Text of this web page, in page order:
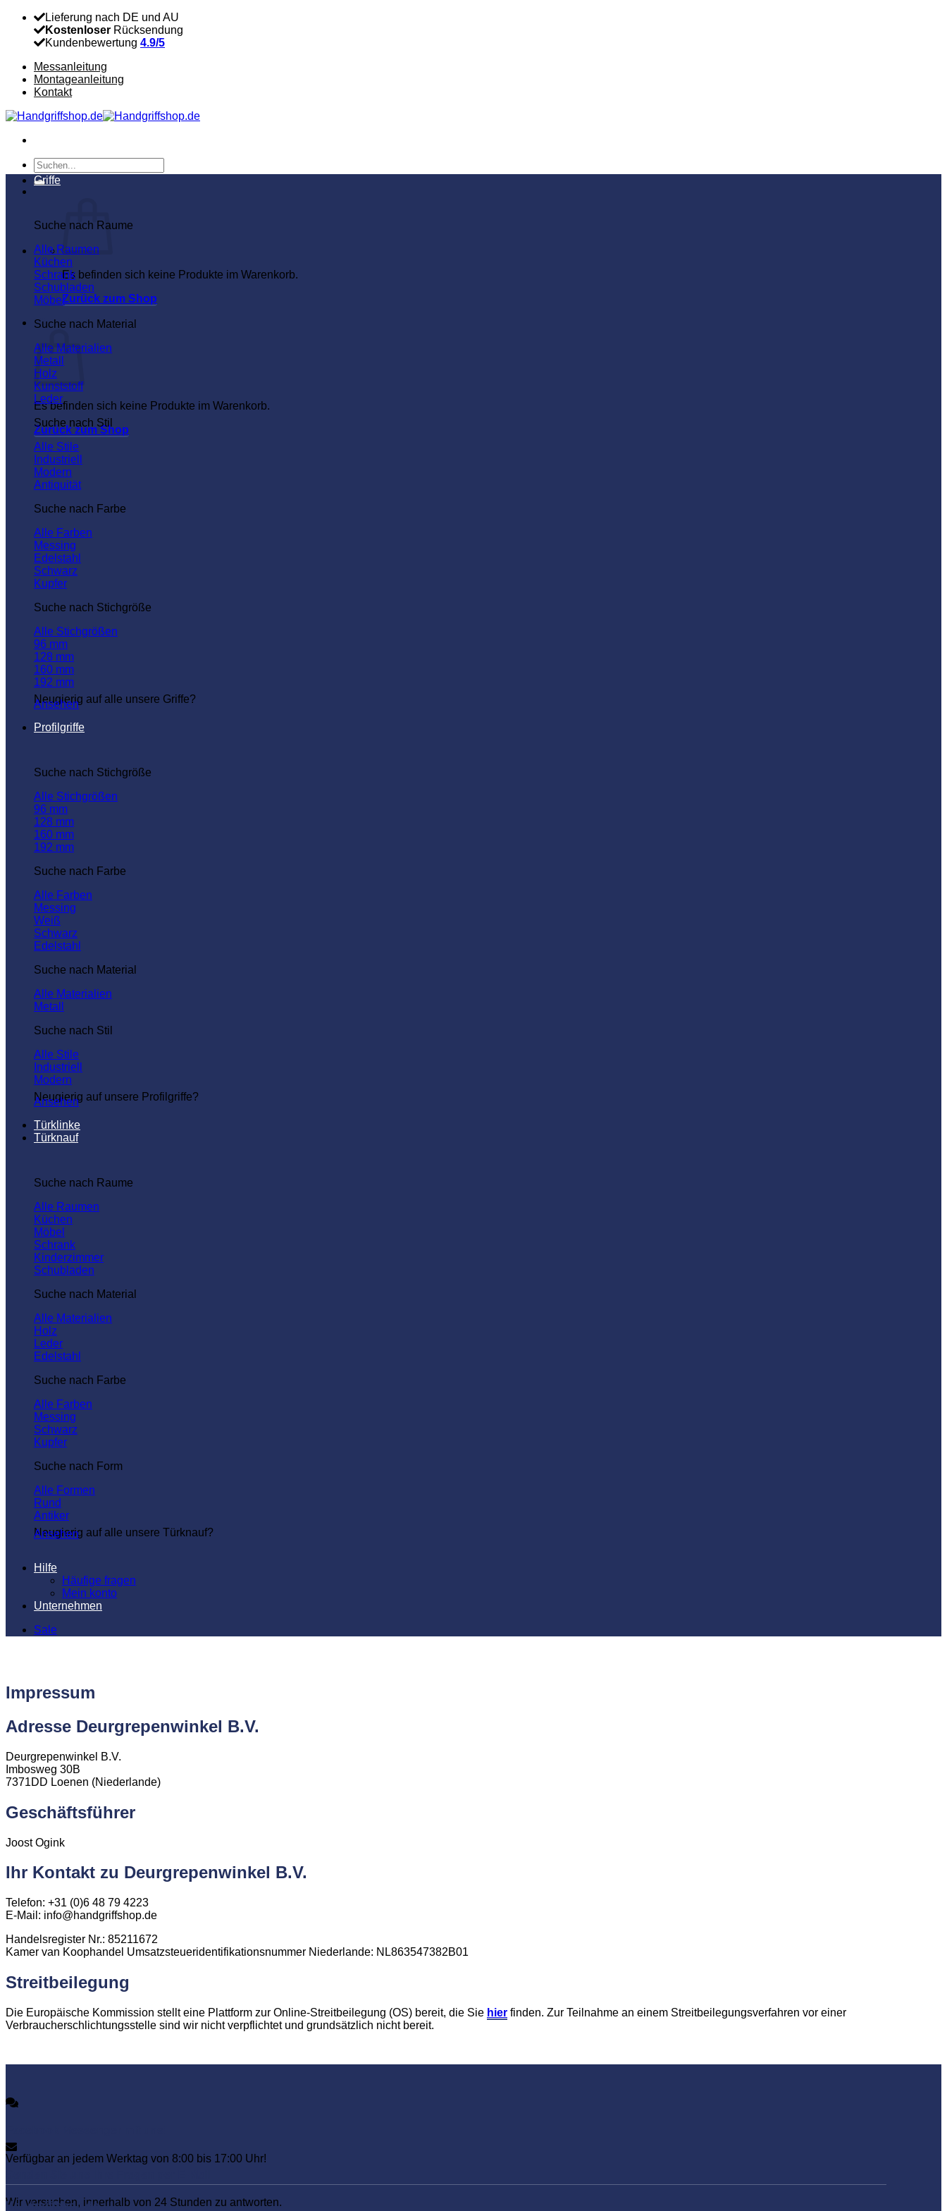
Zum
springen
Lieferung nach DE und AU
Kostenloser Rücksendung
Kundenbewertung 4.9/5
Messanleitung
Montageanleitung
Kontakt
Suchen
nach:
Es befinden sich keine Produkte im Warenkorb.
Zurück zum Shop
Warenkorb
Es befinden sich keine Produkte im Warenkorb.
Zurück zum Shop
Griffe
Suche nach Raume
Alle Raumen
Küchen
Schrank
Schubladen
Möbel
Suche nach Material
Alle Materialien
Metall
Holz
Kunststoff
Leder
Suche nach Stil
Alle Stile
Industriell
Modern
Antiquität
Suche nach Farbe
Alle Farben
Messing
Edelstahl
Schwarz
Kupfer
Suche nach Stichgröße
Alle Stichgrößen
96 mm
128 mm
160 mm
192 mm
Neugierig auf alle unsere Griffe?
Ansehen
Profilgriffe
Suche nach Stichgröße
Alle Stichgrößen
96 mm
128 mm
160 mm
192 mm
Suche nach Farbe
Alle Farben
Messing
Weiß
Schwarz
Edelstahl
Suche nach Material
Alle Materialien
Metall
Suche nach Stil
Alle Stile
Industriell
Modern
Neugierig auf unsere Profilgriffe?
Ansehen
Türklinke
Türknauf
Suche nach Raume
Alle Raumen
Küchen
Möbel
Schrank
Kinderzimmer
Schubladen
Suche nach Material
Alle Materialien
Holz
Leder
Edelstahl
Suche nach Farbe
Alle Farben
Messing
Schwarz
Kupfer
Suche nach Form
Alle Formen
Rund
Antiker
Neugierig auf alle unsere Türknauf?
Ansehen
Hilfe
Häufige fragen
Mein konto
Unternehmen
Sale
Impressum
Adresse Deurgrepenwinkel B.V.
Deurgrepenwinkel B.V.
Imbosweg 30B
7371DD Loenen (Niederlande)
Geschäftsführer
Joost Ogink
Ihr Kontakt zu Deurgrepenwinkel B.V.
Telefon: +31 (0)6 48 79 4223
E-Mail: info@handgriffshop.de
Handelsregister Nr.: 85211672
Kamer van Koophandel Umsatzsteueridentifikationsnummer Niederlande: NL863547382B01
Streitbeilegung
Die Europäische Kommission stellt eine Plattform zur Online-Streitbeilegung (OS) bereit, die Sie hier finden. Zur Teilnahme an einem Streitbeilegungsverfahren vor einer
Verbraucherschlichtungsstelle sind wir nicht verpflichtet und grundsätzlich nicht bereit.
Verfügbar an jedem Werktag von 8:00 bis 17:00 Uhr!
Wir versuchen, innerhalb von 24 Stunden zu antworten.
Handgriffshop.de